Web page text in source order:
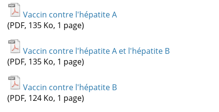
Vaccin contre l'hépatite A
(PDF, 135 Ko, 1 page)
Vaccin contre l'hépatite A et l'hépatite B
(PDF, 135 Ko, 1 page)
Vaccin contre l'hépatite B
(PDF, 124 Ko, 1 page)